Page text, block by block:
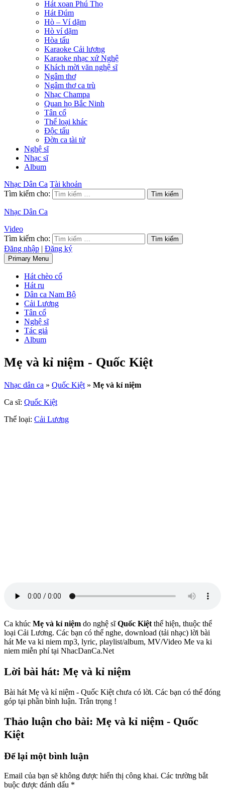
Hát xoan Phú Thọ
Hát Đúm
Hò – Ví dặm
Hò ví dặm
Hòa tấu
Karaoke Cải lương
Karaoke nhạc xứ Nghệ
Khách mời văn nghệ sĩ
Ngâm thơ
Ngâm thơ ca trù
Nhạc Champa
Quan họ Bắc Ninh
Tân cổ
Thể loại khác
Độc tấu
Đờn ca tài tử
Nghệ sĩ
Nhạc sĩ
Album
Nhạc Dân Ca Tài khoản
Tìm kiếm cho:
Nhạc Dân Ca
Video
Tìm kiếm cho:
Đăng nhập | Đăng ký
Primary Menu
Hát chèo cổ
Hát ru
Dân ca Nam Bộ
Cải Lương
Tân cổ
Nghệ sĩ
Tác giả
Album
Mẹ và kỉ niệm - Quốc Kiệt
Nhạc dân ca » Quốc Kiệt» Mẹ và kỉ niệm
Ca sĩ: Quốc Kiệt
Thể loại: Cải Lương
Ca khúc Mẹ và kỉ niệm do nghệ sĩQuốc Kiệtthể hiện, thuộc thể
loại Cải Lương. Các bạn có thể nghe, download (tải nhạc) lời bài
hát Me va ki niem mp3, lyric, playlist/album, MV/Video Me va ki
niem miễn phí tại NhacDanCa.Net
Lời bài hát: Mẹ và kỉ niệm
Bài hát Mẹ và kỉ niệm - Quốc Kiệt chưa có lời. Các bạn có thể đóng
góp tại phần bình luận. Trân trọng !
Thảo luận cho bài: Mẹ và kỉ niệm - Quốc
Kiệt
Để lại một bình luận
Email của bạn sẽ không được hiển thị công khai. Các trường bắt
buộc được đánh dấu *